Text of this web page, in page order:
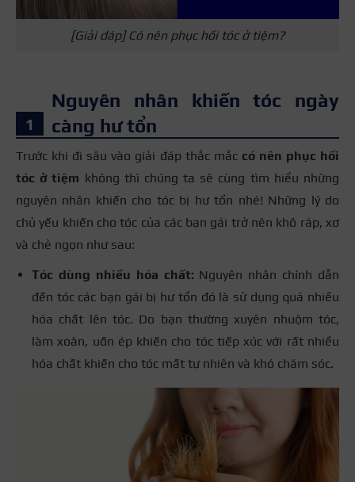
[Giải đáp] Có nên phục hồi tóc ở tiệm?
Nguyên nhân khiến tóc ngày
càng hư tổn
Trước khi đi sâu vào giải đáp thắc mắc có nên phục hồi
tóc ở tiệm không thì chúng ta sẽ cùng tìm hiểu những
nguyên nhân khiến cho tóc bị hư tổn nhé! Những lý do
chủ yếu khiến cho tóc của các bạn gái trở nên khô ráp, xơ
và chẻ ngọn như sau:
Tóc dùng nhiều hóa chất: Nguyên nhân chính dẫn
đến tóc các bạn gái bị hư tổn đó là sử dụng quá nhiều
hóa chất lên tóc. Do bạn thường xuyên nhuộm tóc,
làmxoăn, uốn ép khiến cho tóc tiếp xúc với rất nhiều
hóa chất khiến cho tóc mất tự nhiên và khó chăm sóc.